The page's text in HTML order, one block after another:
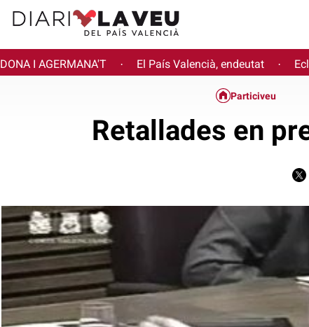
DONA I AGERMANA'T · El País Valencià, endeutat ·
Particiveu
Retallades en